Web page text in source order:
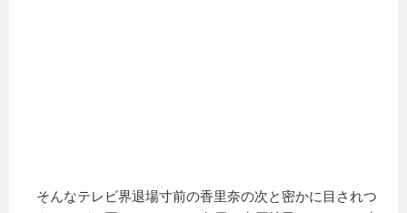
そんなテレビ界退場寸前の香里奈の次と密かに目されつ